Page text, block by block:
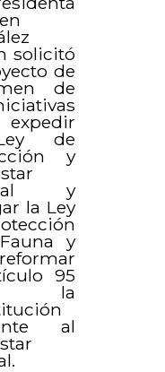
solicitó
de
de
de
y
y
la Ley
y
95
la
al